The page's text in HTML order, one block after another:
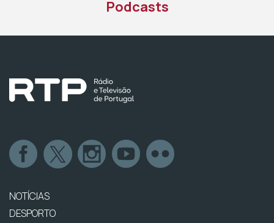
Podcasts
NOTÍCIAS
DESPORTO